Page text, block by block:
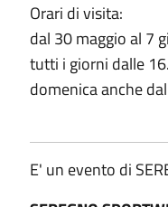
Orari di visita:
dal 30 maggio al 7
tutti i giorni dalle
domenica anche
E' un evento di